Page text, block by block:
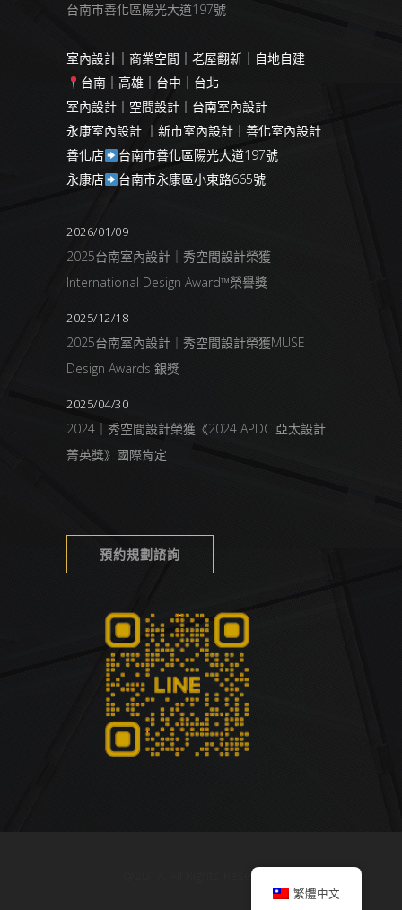
台南市善化區陽光大道197號
室內設計｜商業空間｜老屋翻新｜自地自建
台南｜高雄｜台中｜台北
室內設計｜空間設計｜台南室內設計
永康室內設計 ｜新市室內設計｜善化室內設計
善化店
台南市善化區陽光大道197號
永康店
台南市永康區小東路665號
2026/01/09
2025台南室內設計｜秀空間設計榮獲
International Design Award™榮譽獎
2025/12/18
2025台南室內設計｜秀空間設計榮獲MUSE
Design Awards 銀獎
2025/04/30
2024｜秀空間設計榮獲《2024 APDC 亞太設計
菁英獎》國際肯定
預約規劃諮詢
@2017. All Rights Reserved.
繁體中文